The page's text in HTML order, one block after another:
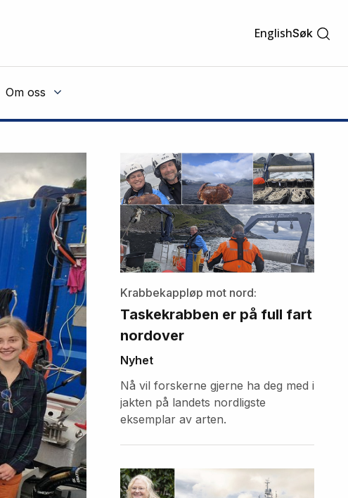
EnglishSøk
Om oss
Krabbekappløp mot nord:
Taskekrabben er på full fart
nordover
Nyhet
Nå vil forskerne gjerne ha deg med i
jakten på landets nordligste
eksemplar av arten.